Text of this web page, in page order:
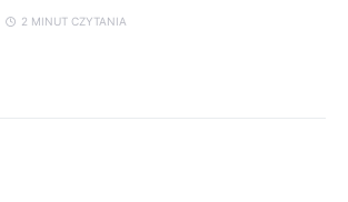
2 MINUT CZYTANIA